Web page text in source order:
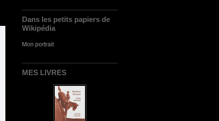
Dans les petits papiers de
Wikipédia
Mon portrait
MES LIVRES